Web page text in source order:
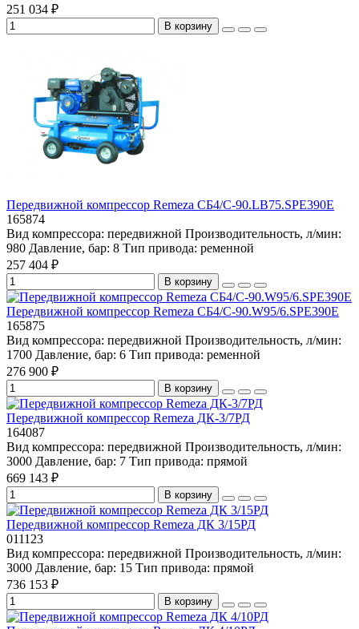
251 034 ₽
В корзину
Передвижной компрессор Remeza СБ4/С-90.LB75.SPE390E
165874
Вид компрессора: передвижной Производительность, л/мин:
980 Давление, бар: 8 Тип привода: ременной
257 404 ₽
В корзину
Передвижной компрессор Remeza СБ4/С-90.W95/6.SPE390E
165875
Вид компрессора: передвижной Производительность, л/мин:
1700 Давление, бар: 6 Тип привода: ременной
276 900 ₽
В корзину
Передвижной компрессор Remeza ДК-3/7РД
164087
Вид компрессора: передвижной Производительность, л/мин:
3000 Давление, бар: 7 Тип привода: прямой
669 143 ₽
В корзину
Передвижной компрессор Remeza ДК 3/15РД
011123
Вид компрессора: передвижной Производительность, л/мин:
3000 Давление, бар: 15 Тип привода: прямой
736 153 ₽
В корзину